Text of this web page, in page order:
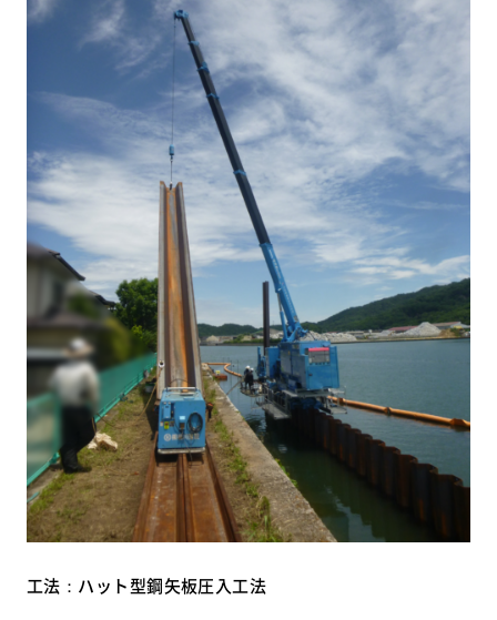
工法：ハット型鋼矢板圧入工法